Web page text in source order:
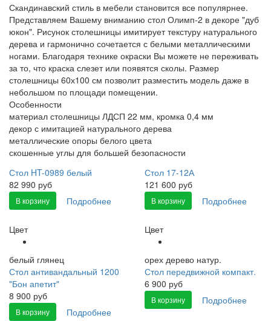
Скандинавский стиль в мебели становится все популярнее.
Представляем Вашему вниманию стол Олимп-2 в декоре "дуб
юкон". Рисунок столешницы имитирует текстуру натурального
дерева и гармонично сочетается с белыми металлическими
ногами. Благодаря технике окраски Вы можете не переживать
за то, что краска слезет или появятся сколы. Размер
столешницы 60х100 см позволит разместить модель даже в
небольшом по площади помещении.
Особенности
материал столешницы ЛДСП 22 мм, кромка 0,4 мм
декор с имитацией натурального дерева
металлические опоры белого цвета
скошенные углы для большей безопасности
Стол HT-0989 белый
82 990 руб
В корзину Подробнее
Цвет
белый глянец
Стол 17-12А
121 600 руб
В корзину Подробнее
Цвет
орех дерево натур.
Стол антивандальный 1200
"Бон апетит"
8 900 руб
В корзину Подробнее
Стол передвижной компакт.
6 900 руб
В корзину Подробнее